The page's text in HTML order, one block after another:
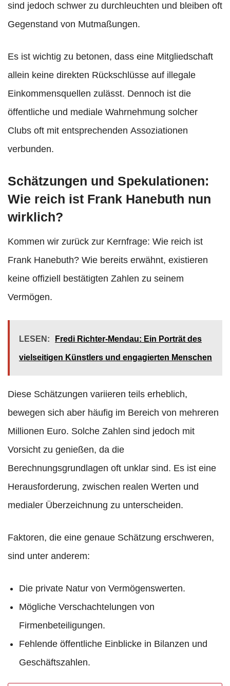
sind jedoch schwer zu durchleuchten und bleiben oft
Gegenstand von Mutmaßungen.
Es ist wichtig zu betonen, dass eine Mitgliedschaft
allein keine direkten Rückschlüsse auf illegale
Einkommensquellen zulässt. Dennoch ist die
öffentliche und mediale Wahrnehmung solcher
Clubs oft mit entsprechenden Assoziationen
verbunden.
Schätzungen und Spekulationen:
Wie reich ist Frank Hanebuth nun
wirklich?
Kommen wir zurück zur Kernfrage: Wie reich ist
Frank Hanebuth? Wie bereits erwähnt, existieren
keine offiziell bestätigten Zahlen zu seinem
Vermögen.
LESEN: Fredi Richter-Mendau: Ein Porträt des
vielseitigen Künstlers und engagierten Menschen
Diese Schätzungen variieren teils erheblich,
bewegen sich aber häufig im Bereich von mehreren
Millionen Euro. Solche Zahlen sind jedoch mit
Vorsicht zu genießen, da die
Berechnungsgrundlagen oft unklar sind. Es ist eine
Herausforderung, zwischen realen Werten und
medialer Überzeichnung zu unterscheiden.
Faktoren, die eine genaue Schätzung erschweren,
sind unter anderem:
Die private Natur von Vermögenswerten.
Mögliche Verschachtelungen von
Firmenbeteiligungen.
Fehlende öffentliche Einblicke in Bilanzen und
Geschäftszahlen.